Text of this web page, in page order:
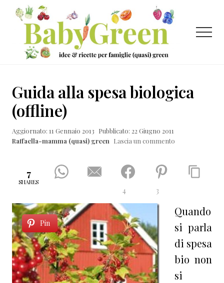
Menu
Passa
contenuto
principale
Passa
laterale
primaria
Passa
ricette
per
famiglie
Menu
Guida alla spesa biologica
(offline)
Aggiornato: 11 Gennaio 2013 Pubblicato: 22 Giugno 2011
Raffaella-mamma (quasi) green Lascia un commento
7
SHARES
4 3
Pin
Quando
si parla
di spesa
bio non
si